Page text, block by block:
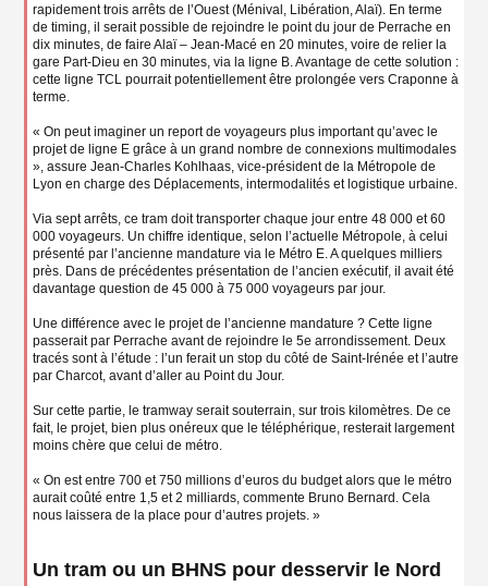
rapidement trois arrêts de l’Ouest (Ménival, Libération, Alaï). En terme
de timing, il serait possible de rejoindre le point du jour de Perrache en
dix minutes, de faire Alaï – Jean-Macé en 20 minutes, voire de relier la
gare Part-Dieu en 30 minutes, via la ligne B. Avantage de cette solution :
cette ligne TCL pourrait potentiellement être prolongée vers Craponne à
terme.
« On peut imaginer un report de voyageurs plus important qu’avec le
projet de ligne E grâce à un grand nombre de connexions multimodales
», assure Jean-Charles Kohlhaas, vice-président de la Métropole de
Lyon en charge des Déplacements, intermodalités et logistique urbaine.
Via sept arrêts, ce tram doit transporter chaque jour entre 48 000 et 60
000 voyageurs. Un chiffre identique, selon l’actuelle Métropole, à celui
présenté par l’ancienne mandature via le Métro E. A quelques milliers
près. Dans de précédentes présentation de l’ancien exécutif, il avait été
davantage question de 45 000 à 75 000 voyageurs par jour.
Une différence avec le projet de l’ancienne mandature ? Cette ligne
passerait par Perrache avant de rejoindre le 5e arrondissement. Deux
tracés sont à l’étude : l’un ferait un stop du côté de Saint-Irénée et l’autre
par Charcot, avant d’aller au Point du Jour.
Sur cette partie, le tramway serait souterrain, sur trois kilomètres. De ce
fait, le projet, bien plus onéreux que le téléphérique, resterait largement
moins chère que celui de métro.
« On est entre 700 et 750 millions d’euros du budget alors que le métro
aurait coûté entre 1,5 et 2 milliards, commente Bruno Bernard. Cela
nous laissera de la place pour d’autres projets. »
Un tram ou un BHNS pour desservir le Nord